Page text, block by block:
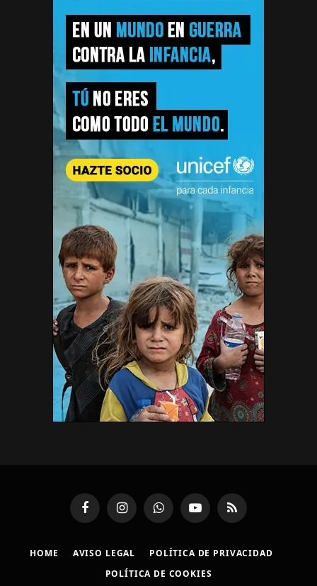
FacebookInstagramWhatsAppYouTubeRSS
HOME AVISO LEGAL
POLÍTICA DE PRIVACIDAD
POLÍTICA DE COOKIES